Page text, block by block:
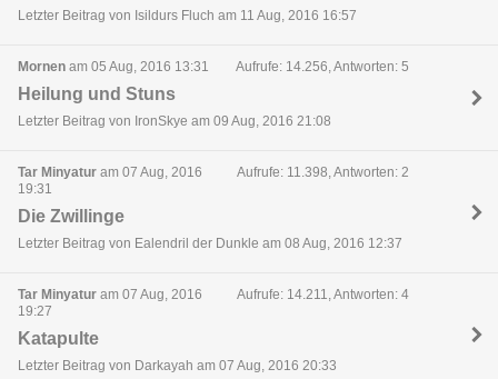
Letzter Beitrag von Isildurs Fluch am 11 Aug, 2016 16:57
Mornen am 05 Aug, 2016 13:31 Aufrufe: 14.256, Antworten: 5
Heilung und Stuns
Letzter Beitrag von IronSkye am 09 Aug, 2016 21:08
Tar Minyatur am 07 Aug, 2016
19:31
Aufrufe: 11.398, Antworten: 2
Die Zwillinge
Letzter Beitrag von Ealendril der Dunkle am 08 Aug, 2016 12:37
Tar Minyatur am 07 Aug, 2016
19:27
Aufrufe: 14.211, Antworten: 4
Katapulte
Letzter Beitrag von Darkayah am 07 Aug, 2016 20:33